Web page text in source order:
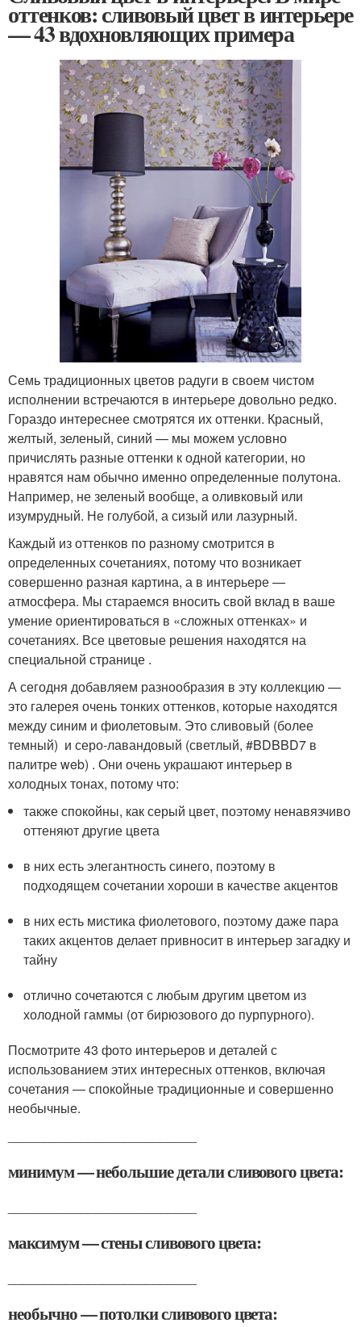
оттенков: сливовый цвет в интерьере
— 43 вдохновляющих примера
Семь традиционных цветов радуги в своем чистом
исполнении встречаются в интерьере довольно редко.
Гораздо интереснее смотрятся их оттенки. Красный,
желтый, зеленый, синий — мы можем условно
причислять разные оттенки к одной категории, но
нравятся нам обычно именно определенные полутона.
Например, не зеленый вообще, а оливковый или
изумрудный. Не голубой, а сизый или лазурный.
Каждый из оттенков по разному смотрится в
определенных сочетаниях, потому что возникает
совершенно разная картина, а в интерьере —
атмосфера. Мы стараемся вносить свой вклад в ваше
умение ориентироваться в «сложных оттенках» и
сочетаниях. Все цветовые решения находятся на
специальной странице .
А сегодня добавляем разнообразия в эту коллекцию —
это галерея очень тонких оттенков, которые находятся
между синим и фиолетовым. Это сливовый (более
темный) и серо-лавандовый (светлый, #BDBBD7 в
палитре web) . Они очень украшают интерьер в
холодных тонах, потому что:
также спокойны, как серый цвет, поэтому ненавязчиво
оттеняют другие цвета
в них есть элегантность синего, поэтому в
подходящем сочетании хороши в качестве акцентов
в них есть мистика фиолетового, поэтому даже пара
таких акцентов делает привносит в интерьер загадку и
тайну
отлично сочетаются с любым другим цветом из
холодной гаммы (от бирюзового до пурпурного).
Посмотрите 43 фото интерьеров и деталей с
использованием этих интересных оттенков, включая
сочетания — спокойные традиционные и совершенно
необычные.
минимум — небольшие детали сливового цвета:
максимум — стены сливового цвета:
необычно — потолки сливового цвета: